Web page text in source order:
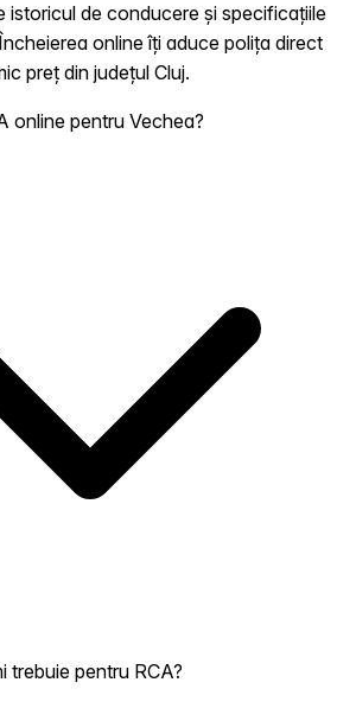
istoricul de conducere și specificațiile
online îți aduce polița direct
preț din județul Cluj.
online pentru Vechea?
trebuie pentru RCA?